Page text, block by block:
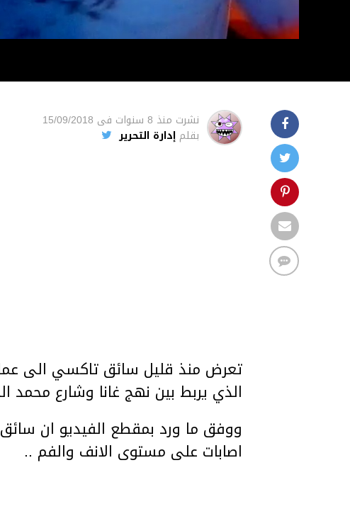
نشرت منذ 8 سنوات فى 15/09/2018
بقلم إدارة التحرير
تعرض منذ قليل سائق تاكسي الى
الذي يربط بين نهج غانا وشارع محمد
ووفق ما ورد بمقطع الفيديو ان
اصابات على مستوى الانف والفم ..